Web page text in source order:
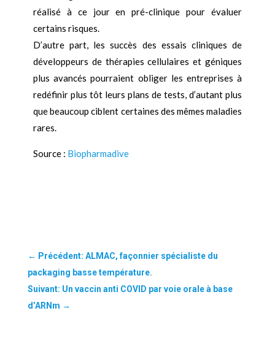
réalisé à ce jour en pré-clinique pour évaluer
certains risques.
D’autre part, les succès des essais cliniques de
développeurs de thérapies cellulaires et géniques
plus avancés pourraient obliger les entreprises à
redéfinir plus tôt leurs plans de tests, d’autant plus
que beaucoup ciblent certaines des mêmes maladies
rares.
Source : Biopharmadive
← Précédent: ALMAC, façonnier spécialiste du
packaging basse température.
Suivant: Un vaccin anti COVID par voie orale à base
d’ARNm →